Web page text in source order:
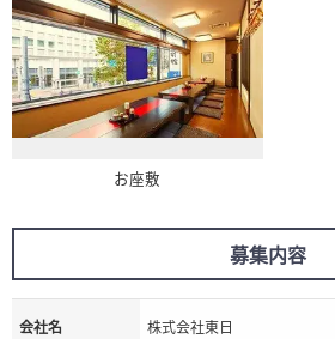
お座敷
募集内容
会社名 株式会社東日